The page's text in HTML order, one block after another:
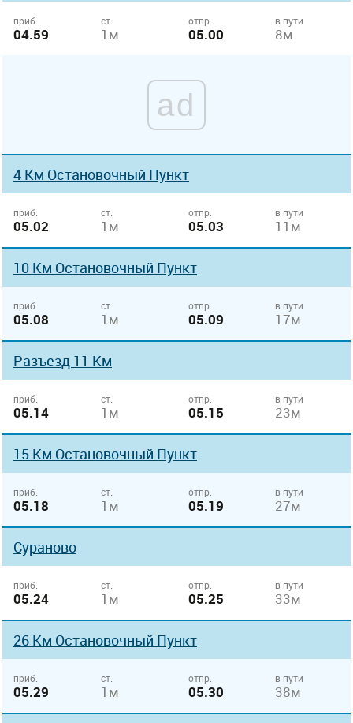
приб.
04.59
ст.
1м
отпр.
05.00
в пути
8м
ad
4 Км Остановочный Пункт
приб.
05.02
ст.
1м
отпр.
05.03
в пути
11м
10 Км Остановочный Пункт
приб.
05.08
ст.
1м
отпр.
05.09
в пути
17м
Разъезд 11 Км
приб.
05.14
ст.
1м
отпр.
05.15
в пути
23м
15 Км Остановочный Пункт
приб.
05.18
ст.
1м
отпр.
05.19
в пути
27м
Сураново
приб.
05.24
ст.
1м
отпр.
05.25
в пути
33м
26 Км Остановочный Пункт
приб.
05.29
ст.
1м
отпр.
05.30
в пути
38м